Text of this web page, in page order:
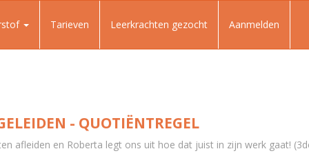
Tarieven Leerkrachten gezocht Aanmelden
- QUOTIËNTREGEL
afleiden en Roberta legt ons uit hoe dat juist in zijn werk gaat!